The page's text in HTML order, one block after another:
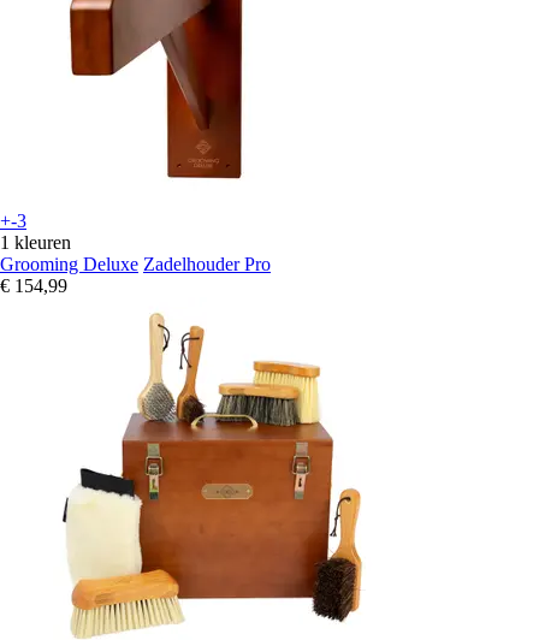
+-3
1 kleuren
Grooming Deluxe Zadelhouder Pro
€ 154,99